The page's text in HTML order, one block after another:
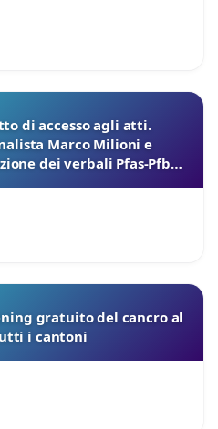
di accesso agli atti.
Marco Milioni e
dei verbali Pfas-Pfba
gratuito del cancro al
i cantoni